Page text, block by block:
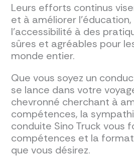
Leurs efforts continus
et à améliorer
l’accessibilité à des
sûres et agréables pour
monde entier.
Que vous soyez un
se lance dans votre
chevronné cherchant à
compétences, la
conduite Sino Truck vous
compétences et la
que vous désirez.